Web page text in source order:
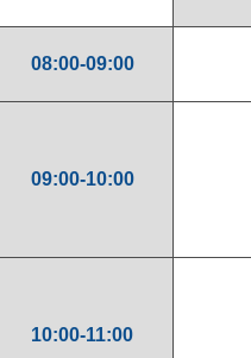
08:00-09:00
09:00-10:00
10:00-11:00